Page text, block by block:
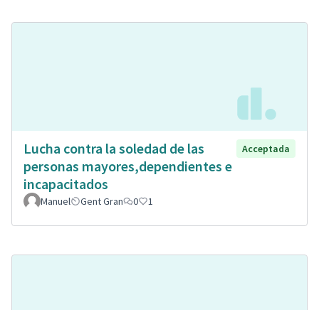
Lucha contra la soledad de las
personas mayores,dependientes e
incapacitados
Acceptada
Manuel Gent Gran 0 1